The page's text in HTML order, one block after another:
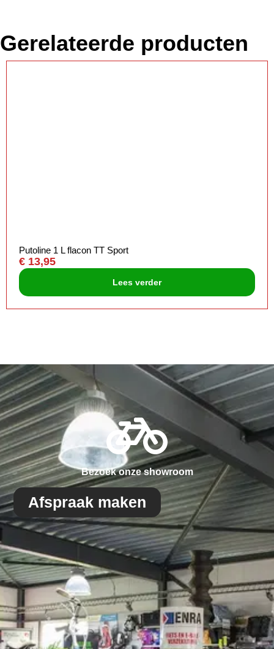
Gerelateerde producten
Putoline 1 L flacon TT Sport
€ 13,95
Lees verder
Bezoek onze showroom
Afspraak maken